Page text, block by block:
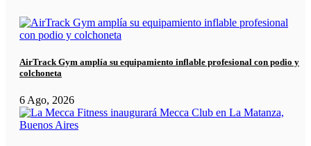
AirTrack Gym amplía su equipamiento inflable profesional con podio y
colchoneta
6 Ago, 2026